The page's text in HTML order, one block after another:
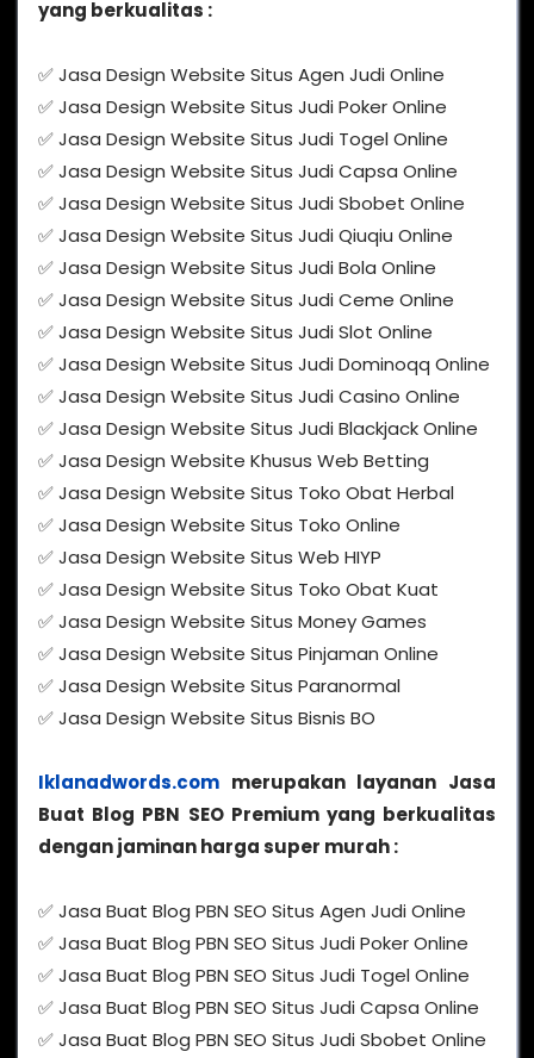
yang berkualitas :
✅ Jasa Design Website Situs Agen Judi Online
✅ Jasa Design Website Situs Judi Poker Online
✅ Jasa Design Website Situs Judi Togel Online
✅ Jasa Design Website Situs Judi Capsa Online
✅ Jasa Design Website Situs Judi Sbobet Online
✅ Jasa Design Website Situs Judi Qiuqiu Online
✅ Jasa Design Website Situs Judi Bola Online
✅ Jasa Design Website Situs Judi Ceme Online
✅ Jasa Design Website Situs Judi Slot Online
✅ Jasa Design Website Situs Judi Dominoqq Online
✅ Jasa Design Website Situs Judi Casino Online
✅ Jasa Design Website Situs Judi Blackjack Online
✅ Jasa Design Website Khusus Web Betting
✅ Jasa Design Website Situs Toko Obat Herbal
✅ Jasa Design Website Situs Toko Online
✅ Jasa Design Website Situs Web HIYP
✅ Jasa Design Website Situs Toko Obat Kuat
✅ Jasa Design Website Situs Money Games
✅ Jasa Design Website Situs Pinjaman Online
✅ Jasa Design Website Situs Paranormal
✅ Jasa Design Website Situs Bisnis BO
Iklanadwords.com merupakan layanan Jasa
Buat Blog PBN SEO Premium yang berkualitas
dengan jaminan harga super murah :
✅ Jasa Buat Blog PBN SEO Situs Agen Judi Online
✅ Jasa Buat Blog PBN SEO Situs Judi Poker Online
✅ Jasa Buat Blog PBN SEO Situs Judi Togel Online
✅ Jasa Buat Blog PBN SEO Situs Judi Capsa Online
✅ Jasa Buat Blog PBN SEO Situs Judi Sbobet Online